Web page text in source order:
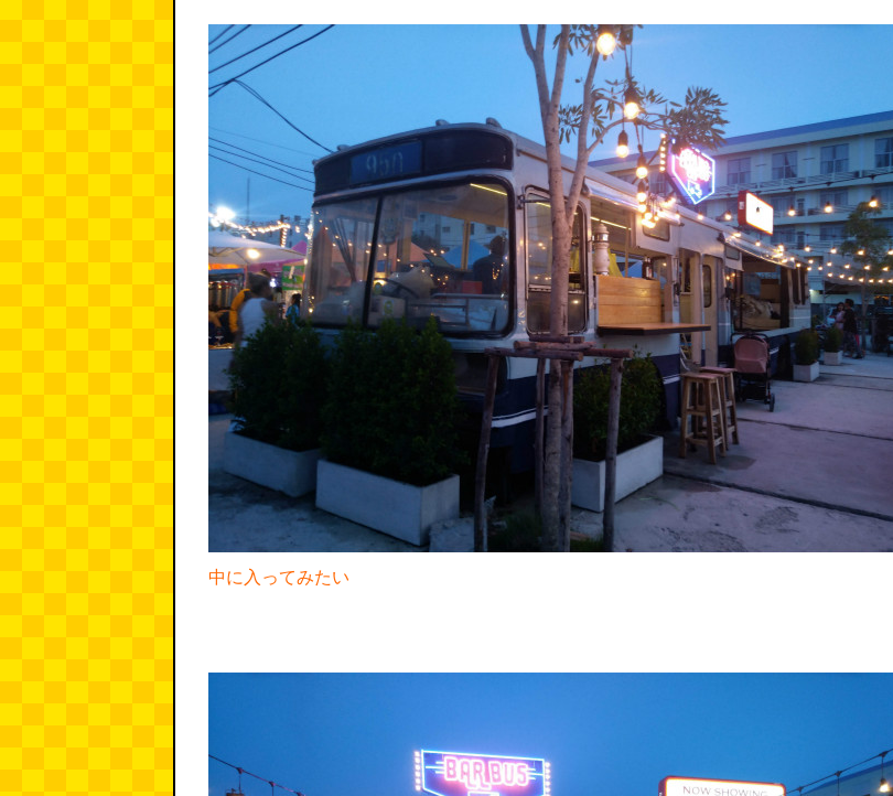
中に入ってみたい